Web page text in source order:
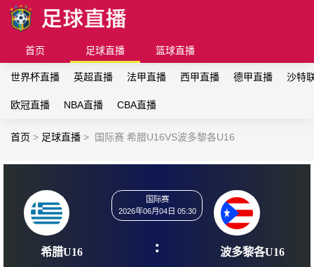
首页 足球直播 篮球直播
世界杯直播 英超直播 法甲直播 西甲直播 德甲直播 沙特
欧冠直播 NBA直播 CBA直播
首页 > 足球直播 > 国际赛 希腊U16VS波多黎各U16
2026年06月04日 05:30